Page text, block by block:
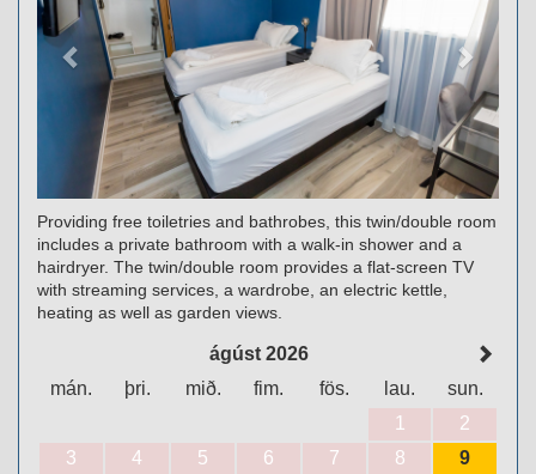
Providing free toiletries and bathrobes, this twin/double room
includes a private bathroom with a walk-in shower and a
hairdryer. The twin/double room provides a flat-screen TV
with streaming services, a wardrobe, an electric kettle,
heating as well as garden views.
ágúst 2026
mán.
þri. mið. fim. fös. lau.
sun.
1
2
3
4 5 6 7 8
9